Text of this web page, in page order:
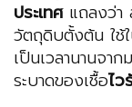
ประเทศแถลงว่า
วัตถุดิบตั้งต้น ใช้
เป็นเวลานานจา
ระบาดของเชื้อไว